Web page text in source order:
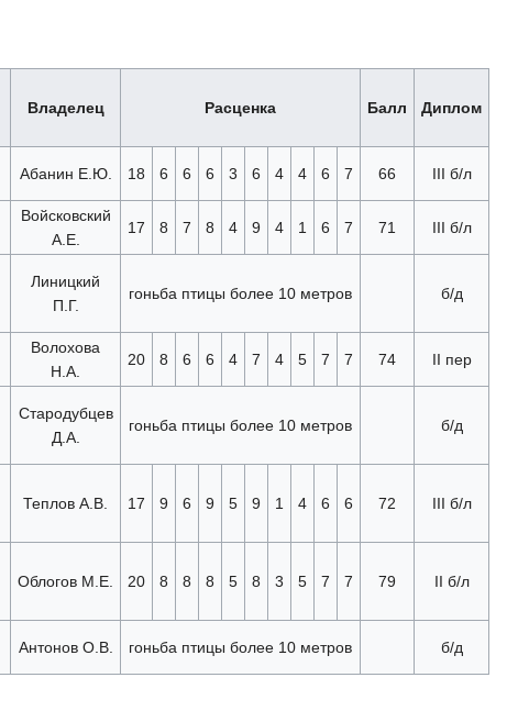
Владелец Расценка Балл Диплом
Абанин Е.Ю. 18 6 6 6 3 6 4 4 6 7 66 III б/л
Войсковский
А.Е.
17 8 7 8 4 9 4 1 6 7 71 III б/л
Линицкий
П.Г.
гоньба птицы более 10 метров б/д
Волохова
Н.А.
20 8 6 6 4 7 4 5 7 7 74 II пер
Стародубцев
Д.А.
гоньба птицы более 10 метров б/д
Теплов А.В. 17 9 6 9 5 9 1 4 6 6 72 III б/л
Облогов М.Е. 20 8 8 8 5 8 3 5 7 7 79 II б/л
Антонов О.В. гоньба птицы более 10 метров б/д